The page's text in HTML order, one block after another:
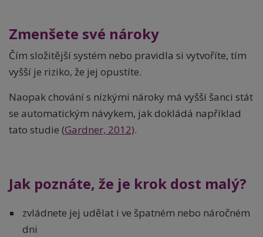
Zmenšete své nároky
Čím složitější systém nebo pravidla si vytvoříte, tím
vyšší je riziko, že jej opustíte.
Naopak chování s nízkými nároky má vyšší šanci stát
se automatickým návykem, jak dokládá například
tato studie (Gardner, 2012).
Jak poznáte, že je krok dost malý?
zvládnete jej udělat i ve špatném nebo náročném
dni